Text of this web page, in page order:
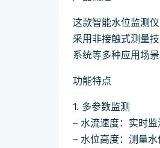
这款智能水位监测
采用非接触式测量
系统等多种应用场景
功能特点
1. 多参数监测
– 水流速度：实时
– 水位高度：测量